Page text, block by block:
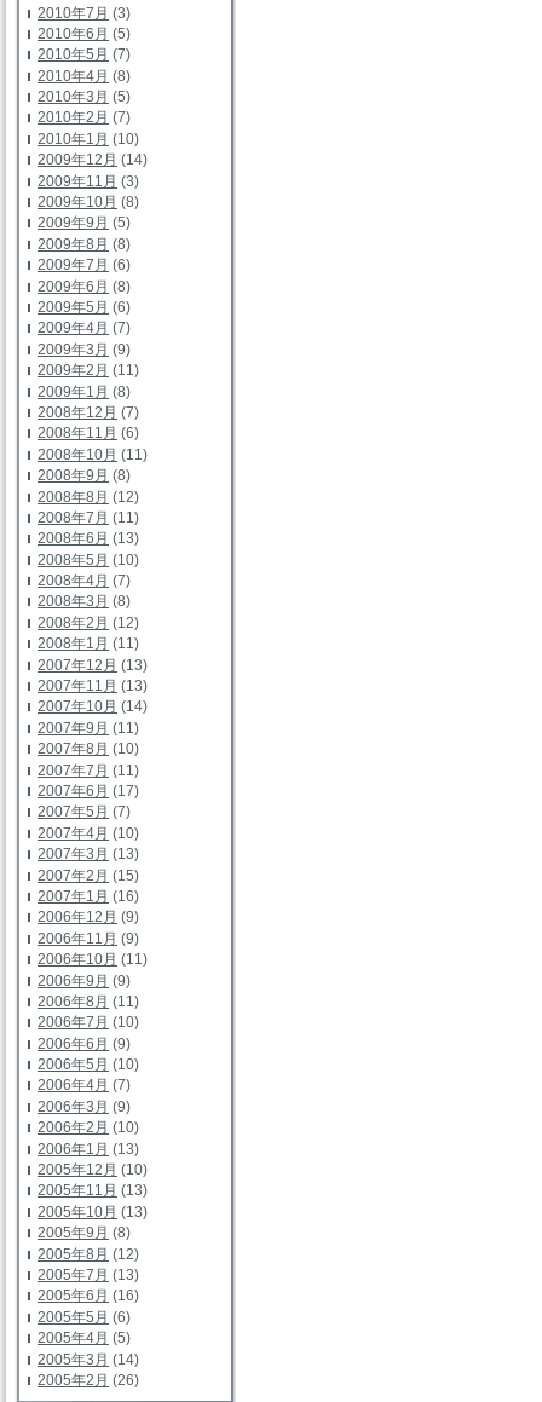
2010年7月 (3)
2010年6月 (5)
2010年5月 (7)
2010年4月 (8)
2010年3月 (5)
2010年2月 (7)
2010年1月 (10)
2009年12月 (14)
2009年11月 (3)
2009年10月 (8)
2009年9月 (5)
2009年8月 (8)
2009年7月 (6)
2009年6月 (8)
2009年5月 (6)
2009年4月 (7)
2009年3月 (9)
2009年2月 (11)
2009年1月 (8)
2008年12月 (7)
2008年11月 (6)
2008年10月 (11)
2008年9月 (8)
2008年8月 (12)
2008年7月 (11)
2008年6月 (13)
2008年5月 (10)
2008年4月 (7)
2008年3月 (8)
2008年2月 (12)
2008年1月 (11)
2007年12月 (13)
2007年11月 (13)
2007年10月 (14)
2007年9月 (11)
2007年8月 (10)
2007年7月 (11)
2007年6月 (17)
2007年5月 (7)
2007年4月 (10)
2007年3月 (13)
2007年2月 (15)
2007年1月 (16)
2006年12月 (9)
2006年11月 (9)
2006年10月 (11)
2006年9月 (9)
2006年8月 (11)
2006年7月 (10)
2006年6月 (9)
2006年5月 (10)
2006年4月 (7)
2006年3月 (9)
2006年2月 (10)
2006年1月 (13)
2005年12月 (10)
2005年11月 (13)
2005年10月 (13)
2005年9月 (8)
2005年8月 (12)
2005年7月 (13)
2005年6月 (16)
2005年5月 (6)
2005年4月 (5)
2005年3月 (14)
2005年2月 (26)